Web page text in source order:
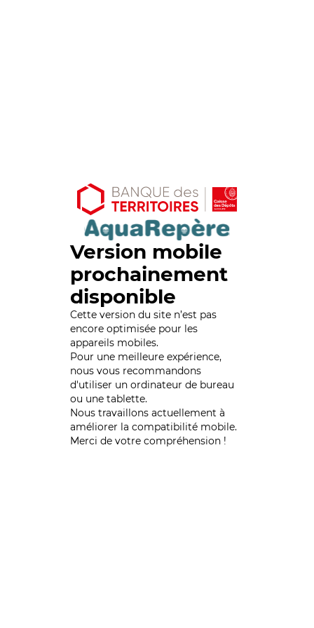
Version mobile
prochainement
disponible
Cette version du site n’est pas
encore optimisée pour les
appareils mobiles.
Pour une meilleure expérience,
nous vous recommandons
d'utiliser un ordinateur de bureau
ou une tablette.
Nous travaillons actuellement à
améliorer la compatibilité mobile.
Merci de votre compréhension !